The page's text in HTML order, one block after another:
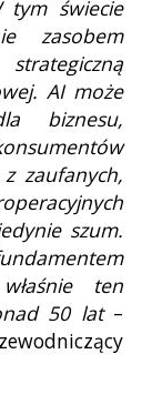
tym świecie
zasobem
AI może
biznesu,
zaufanych,
szum.
ten
50 lat–